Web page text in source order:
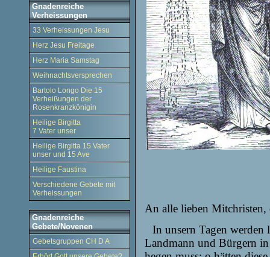
Gnadenreiche
Verheissungen
33 Verheissungen Jesu
Herz Jesu Freitage
Herz Maria Samstag
Weihnachtsversprechen
Bartolo Longo Die 15
Verheißungen der
Rosenkranzkönigin
Heilige Birgitta
7 Vater unser
Heilige Birgitta 15 Vater
unser und 15 Ave
Heilige Faustina
Verschiedene Gebete mit
Verheissungen
Gnadenreiche
Gebete/Novenen
Gebetsgruppen CH D A
An alle lieben
In unsern Tagen werden
Landmann und Bürgern